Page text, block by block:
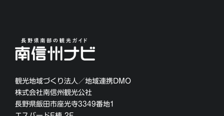
観光地域づくり法人／地域連携DMO
株式会社南信州観光公社
長野県飯田市座光寺3349番地1